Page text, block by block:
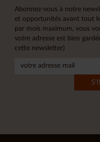
Abonnez-vous à notre
et opportunités avant tout
par mois maximum, vous
votre adresse est bien
cette newsletter)